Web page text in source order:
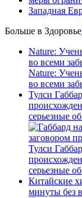
Западная
Больше в Здоровье
Nature:
во всеми
Nature:
во всеми
Тулси
серьезные
Тулси
серьезные
Китайские
минуты без